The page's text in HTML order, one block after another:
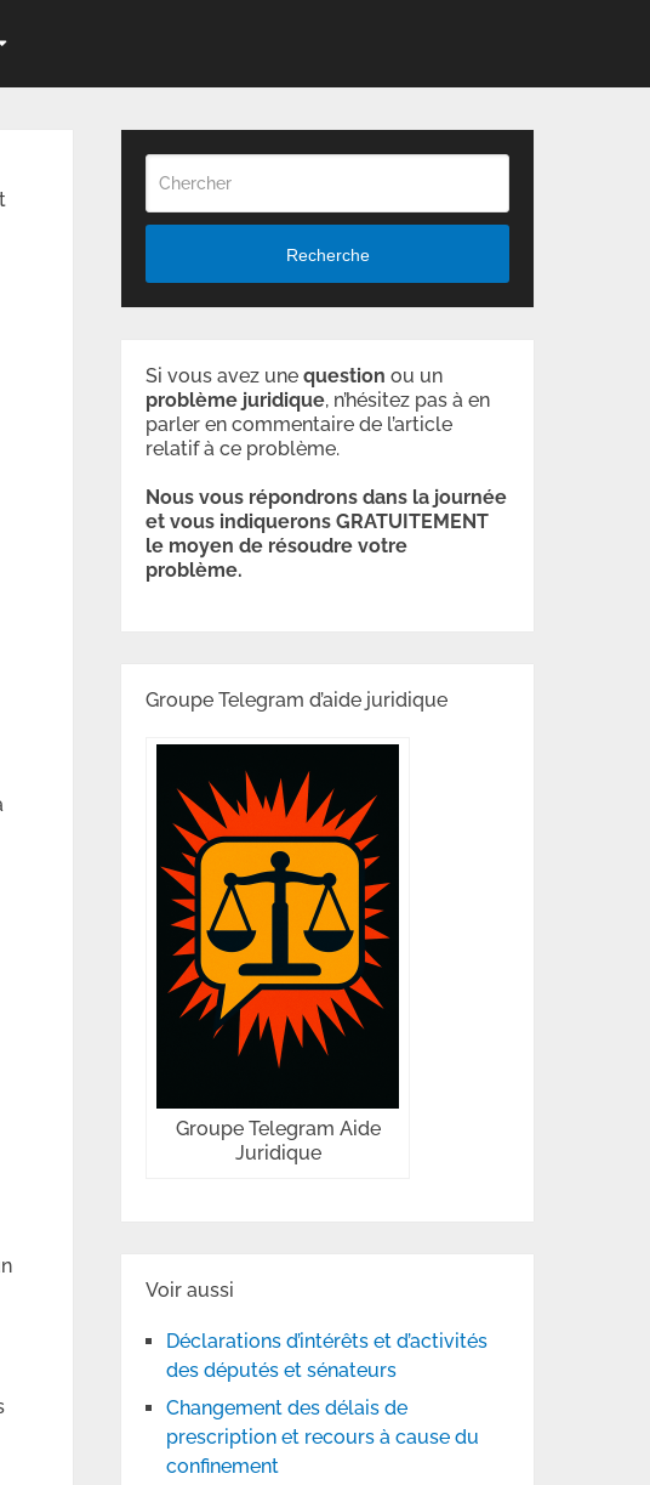
Recherche
Si vous avez unequestion ou un
problème juridique, n’hésitez pas à en
parler en commentaire de l’article
relatif à ce problème.
Nous vous répondrons dans la journée
et vous indiquerons GRATUITEMENT
le moyen de résoudre votre
problème.
Groupe Telegram d’aide juridique
Groupe Telegram Aide
Juridique
Voir aussi
Déclarations d’intérêts et d’activités
des députés et sénateurs
Changement des délais de
prescription et recours à cause du
confinement